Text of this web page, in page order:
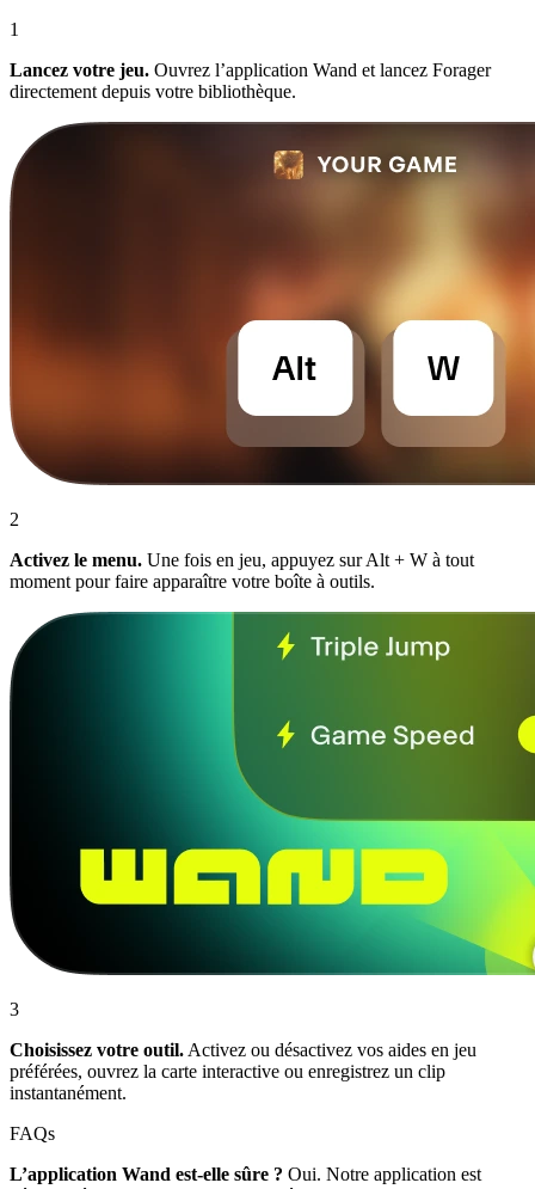
1
Lancez votre jeu. Ouvrez l’application Wand et lancez Forager
directement depuis votre bibliothèque.
2
Activez le menu. Une fois en jeu, appuyez sur Alt + W à tout
moment pour faire apparaître votre boîte à outils.
3
Choisissez votre outil. Activez ou désactivez vos aides en jeu
préférées, ouvrez la carte interactive ou enregistrez un clip
instantanément.
FAQs
L’application Wand est-elle sûre ? Oui. Notre application est